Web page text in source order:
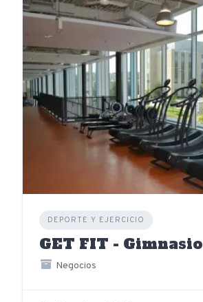
DEPORTE Y EJERCICIO
GET FIT - Gimnasio
Negocios